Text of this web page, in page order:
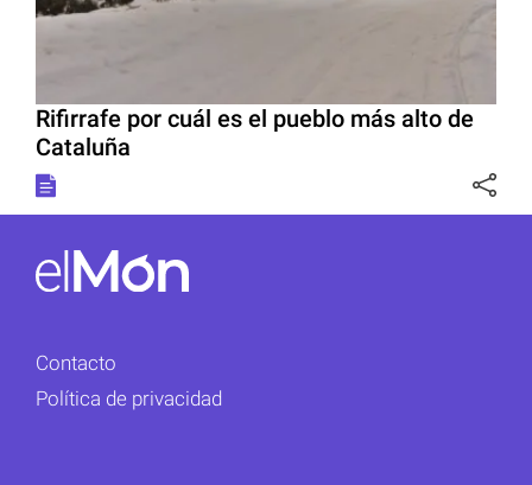
Rifirrafe por cuál es el pueblo más alto de
Cataluña
Contacto
Política de privacidad